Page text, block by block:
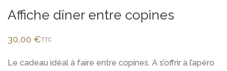
Affiche dîner entre copines
30,00 €TTC
Le cadeau idéal à faire entre copines. A s’offrir à l’apéro